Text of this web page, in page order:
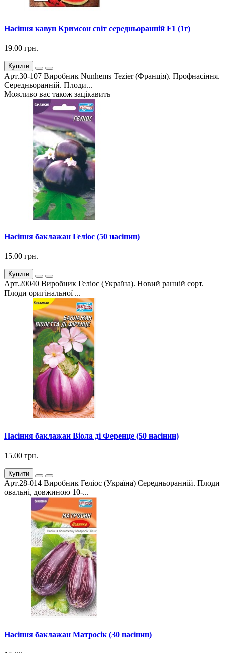
Насіння кавун Кримсон світ середньоранній F1 (1г)
19.00 грн.
Купити
Арт.30-107 Виробник Nunhems Tezier (Франція). Профнасіння.
Середньоранній. Плоди...
Можливо вас також зацікавить
Насіння баклажан Геліос (50 насінин)
15.00 грн.
Купити
Арт.20040 Виробник Геліос (Україна). Новий ранній сорт.
Плоди оригінальної ...
Насіння баклажан Віола ді Ференце (50 насінин)
15.00 грн.
Купити
Арт.28-014 Виробник Геліос (Україна) Середньоранній. Плоди
овальні, довжиною 10-...
Насіння баклажан Матросік (30 насінин)